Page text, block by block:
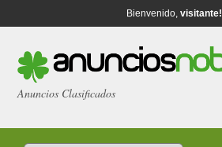
Bienvenido, visitante!
Anuncios Clasificados